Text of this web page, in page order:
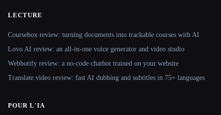
LECTURE
Coursebox review: turning documents into trackable courses with AI
Lovo AI review: an all-in-one voice generator and video studio
Webbotify review: a no-code chatbot trained on your website
Translate.video review: fast AI dubbing and subtitles in 75+ languages
POUR L'IA